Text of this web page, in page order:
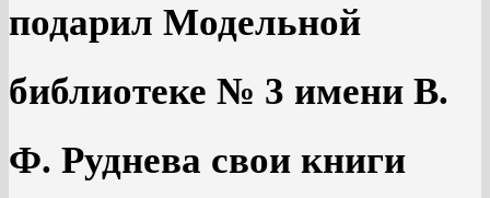
подарил Модельной
библиотеке № 3 имени В.
Ф. Руднева свои книги